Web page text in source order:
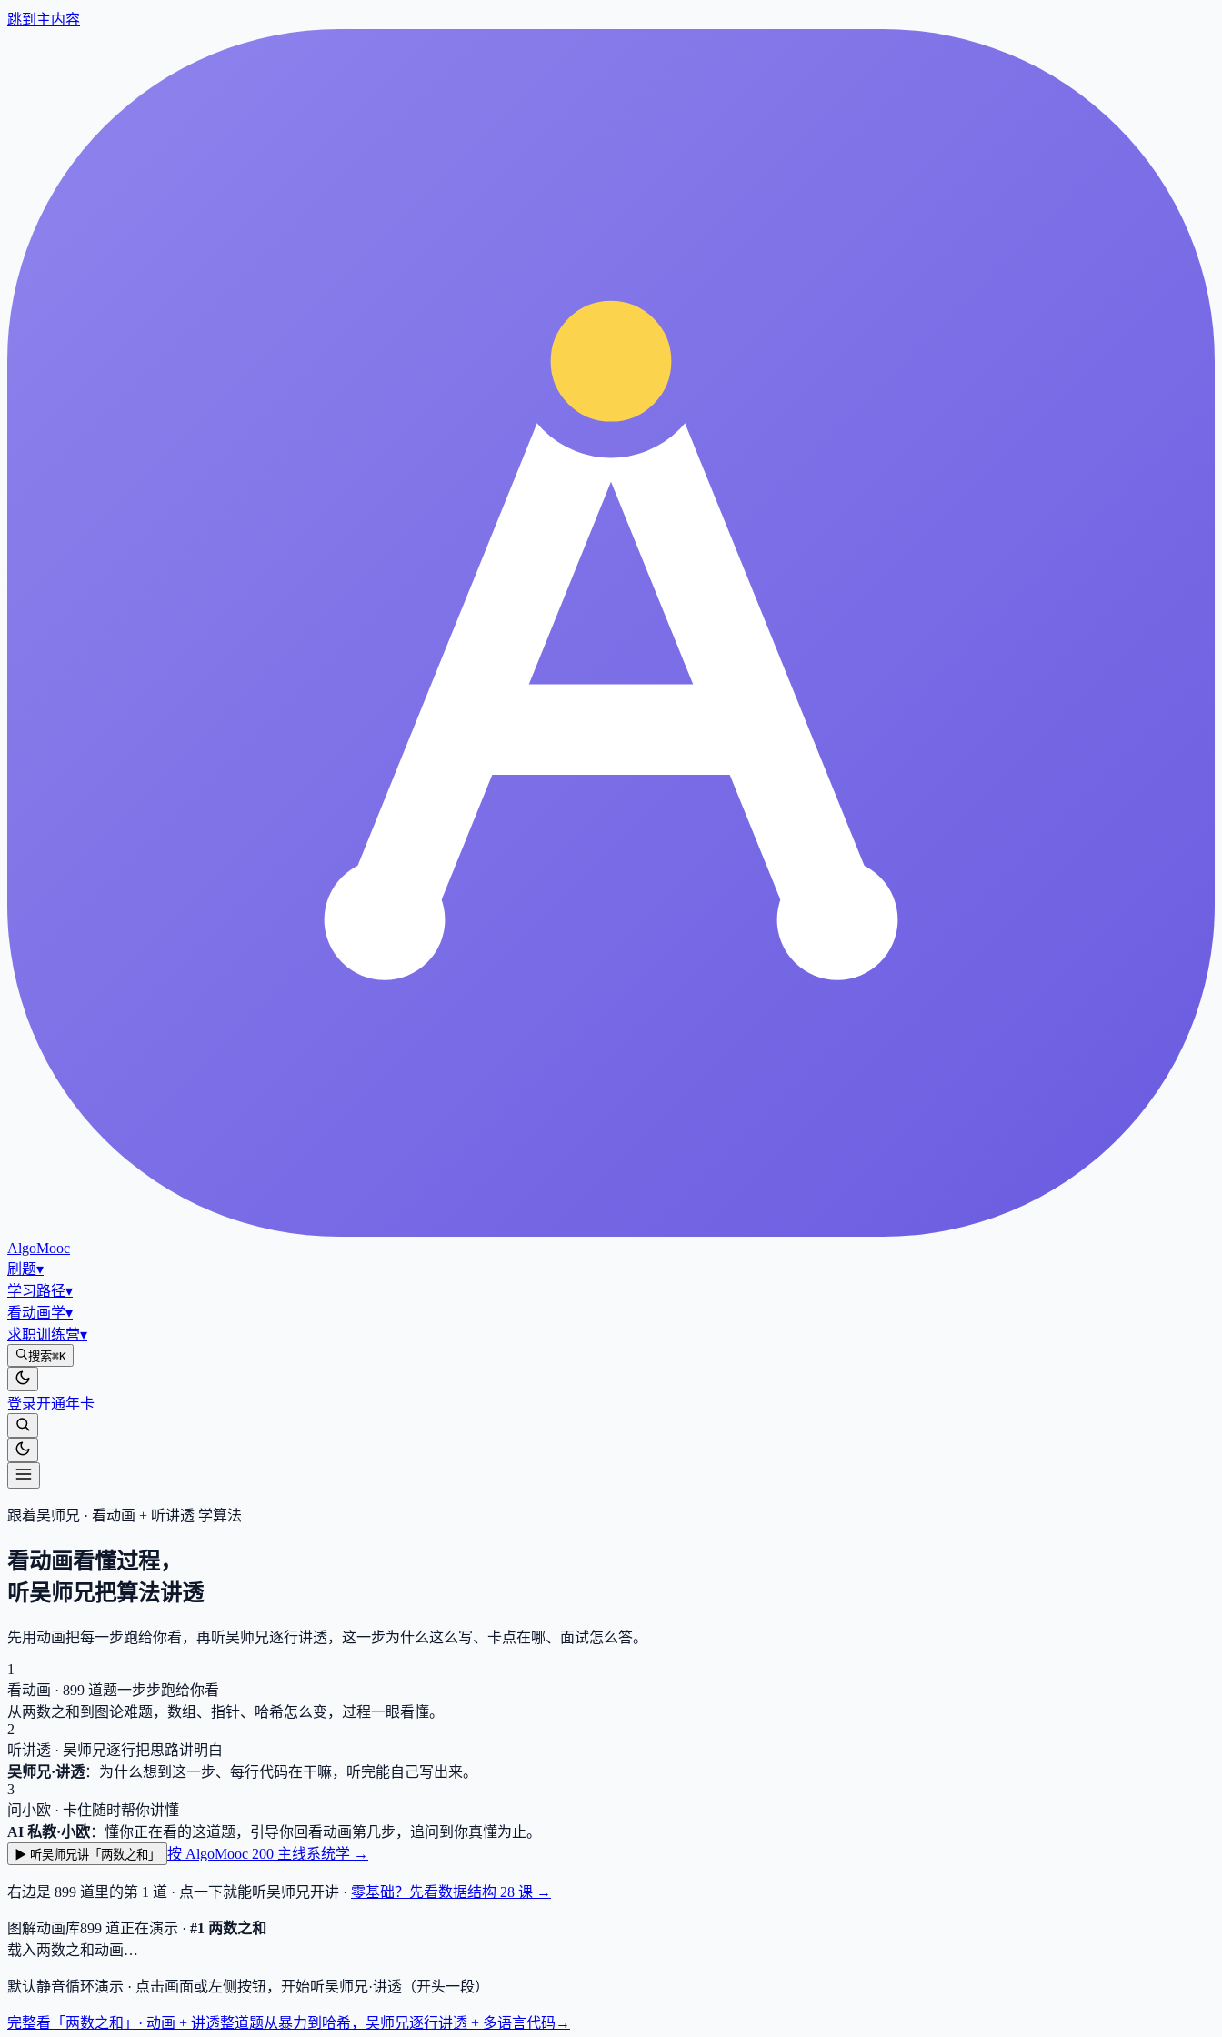
跳到主内容
AlgoMooc
刷题▾
学习路径▾
看动画学▾
求职训练营▾
搜索⌘K
登录开通年卡
跟着吴师兄 · 看动画 + 听讲透 学算法
看动画看懂过程，
听吴师兄把算法讲透
先用动画把每一步跑给你看，再听吴师兄逐行讲透，这一步为什么这么写、卡点在哪、面试怎么答。
1
看动画 · 899 道题一步步跑给你看
从两数之和到图论难题，数组、指针、哈希怎么变，过程一眼看懂。
2
听讲透 · 吴师兄逐行把思路讲明白
吴师兄·讲透：为什么想到这一步、每行代码在干嘛，听完能自己写出来。
3
问小欧 · 卡住随时帮你讲懂
AI 私教·小欧：懂你正在看的这道题，引导你回看动画第几步，追问到你真懂为止。
▶ 听吴师兄讲「两数之和」 按 AlgoMooc 200 主线系统学 →
右边是 899 道里的第 1 道 · 点一下就能听吴师兄开讲 · 零基础？先看数据结构 28 课 →
图解动画库899 道正在演示 · #1 两数之和
载入两数之和动画…
默认静音循环演示 · 点击画面或左侧按钮，开始听吴师兄·讲透（开头一段）
完整看「两数之和」· 动画 + 讲透整道题从暴力到哈希，吴师兄逐行讲透 + 多语言代码 →